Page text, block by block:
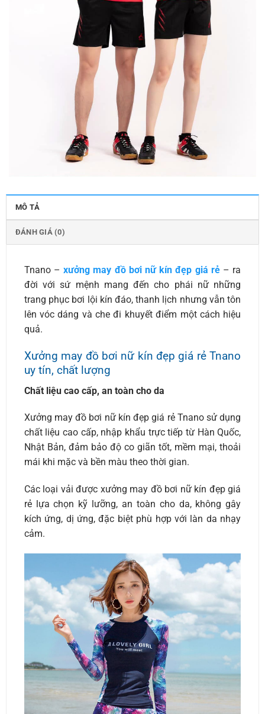
MÔ TẢ
ĐÁNH GIÁ (0)
Tnano –xưởng may đồ bơi nữ kín đẹp giá rẻ– ra
đời với sứ mệnh mang đến cho phái nữ những
trang phục bơi lội kín đáo, thanh lịch nhưng vẫn tôn
lên vóc dáng và che đi khuyết điểm một cách hiệu
quả.
Xưởng may đồ bơi nữ kín đẹp giá rẻ Tnano
uy tín, chất lượng
Chất liệu cao cấp, an toàn cho da
Xưởng may đồ bơi nữ kín đẹp giá rẻ Tnano sử dụng
chất liệu cao cấp, nhập khẩu trực tiếp từ Hàn Quốc,
Nhật Bản, đảm bảo độ co giãn tốt, mềm mại, thoải
mái khi mặc và bền màu theo thời gian.
Các loại vải được xưởng may đồ bơi nữ kín đẹp giá
rẻ lựa chọn kỹ lưỡng, an toàn cho da, không gây
kích ứng, dị ứng, đặc biệt phù hợp với làn da nhạy
cảm.